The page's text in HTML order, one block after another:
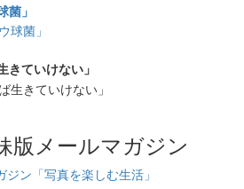
菌」
きていけない」
版メールマガジン
ン「写真を楽しむ生活」